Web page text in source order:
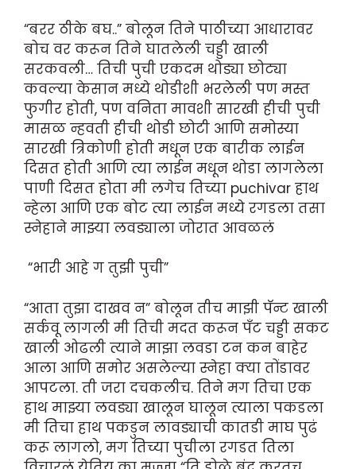
“बरर ठीके बघ..” बोलून तिने पाठीच्या आधारावर
बोच वर करून तिने घातलेली चड्डी खाली
सरकवली… तिची पुची एकदम थोड्या छोट्या
कवल्या केसान मध्ये थोडीशी भरलेली पण मस्त
फुगीर होती, पण वनिता मावशी सारखी हीची पुची
मासळ न्हवती हीची थोडी छोटी आणि समोस्या
सारखी त्रिकोणी होती मधून एक बारीक लाईन
दिसत होती आणि त्या लाईन मधून थोडा लागलेला
पाणी दिसत होता मी लगेच तिच्या puchivar हाथ
न्हेला आणि एक बोट त्या लाईन मध्ये रगडला तसा
स्नेहाने माझ्या लवड्याला जोरात आवळलं
“भारी आहे ग तुझी पुची”
“आता तुझा दाखव न” बोलून तीच माझी पॅन्ट खाली
सर्कवू लागली मी तिची मदत करून पँट चड्डी सकट
खाली ओढली त्याने माझा लवडा टन कन बाहेर
आला आणि समोर असलेल्या स्नेहा क्या तोंडावर
आपटला. ती जरा दचकलीच. तिने मग तिचा एक
हाथ माझ्या लवड्या खालून घालून त्याला पकडला
मी तिचा हाथ पकडुन लावड्याची कातडी माघ पुढं
करू लागलो, मग तिच्या पुचीला रगडत तिला